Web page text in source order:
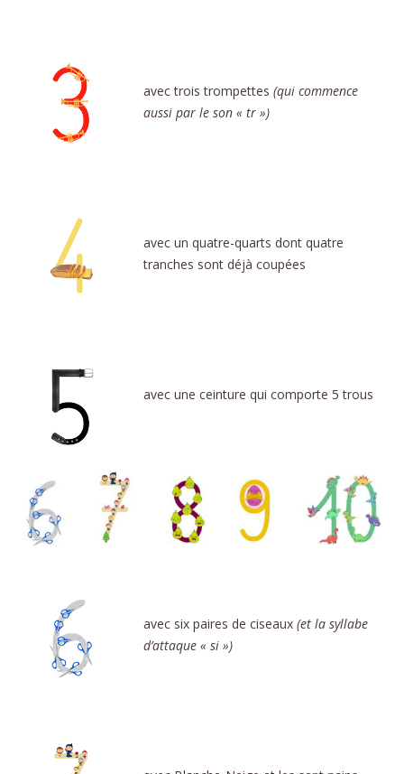
avec trois trompettes (qui commence
aussi par le son « tr »)
avec un quatre-quarts dont quatre
tranches sont déjà coupées
avec une ceinture qui comporte 5 trous
avec six paires de ciseaux (et la syllabe
d’attaque « si »)